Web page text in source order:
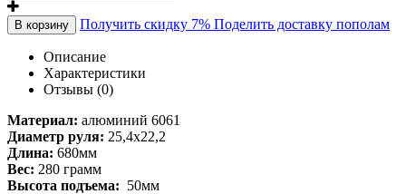
В корзину Получить скидку 7% Поделить доставку пополам
Описание
Характеристики
Отзывы (0)
Материал: алюминий 6061
Диаметр руля: 25,4х22,2
Длина: 680мм
Вес: 280 грамм
Высота подъема: 50мм